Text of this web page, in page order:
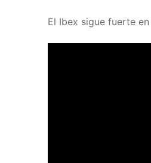
El Ibex sigue fuerte